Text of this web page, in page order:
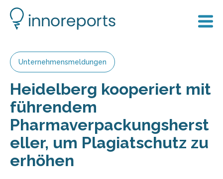
Unternehmensmeldungen
Heidelberg kooperiert mit
führendem
Pharmaverpackungsherst
eller, um Plagiatschutz zu
erhöhen